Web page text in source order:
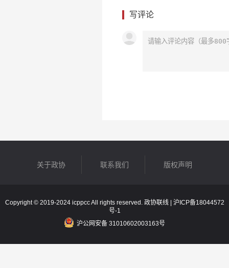
写评论
关于政协 联系我们 版权声明
Copyright © 2019-2024 icppcc All rights reserved. 政协联线 | 沪ICP备18044572
号-1
沪公网安备 31010602003163号